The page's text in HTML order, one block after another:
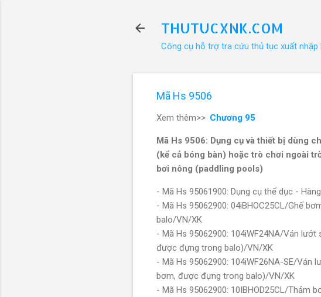
THUTUCXNK.COM
Công cụ hỗ trợ tra cứu thủ tục xuất nhập
Mã Hs 9506
Xem thêm>> Chương 95
Mã Hs 9506: Dụng cụ và thiết bị dùng
(kể cả bóng bàn) hoặc trò chơi ngoài
bơi nông (paddling pools)
- Mã Hs 95061900: Dụng cụ thể dục -
- Mã Hs 95062900: 04iBHOC25CL/Ghế
balo/VN/XK
- Mã Hs 95062900: 104iWF24NA/Ván
được đựng trong balo)/VN/XK
- Mã Hs 95062900: 104iWF26NA-SE/Ván
bơm, được đựng trong balo)/VN/XK
- Mã Hs 95062900: 10IBHOD25CL/Thảm